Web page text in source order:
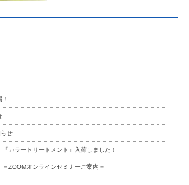
せ
「カラートリートメント」入荷しました！
ZOOMオンラインセミナーご案内＝